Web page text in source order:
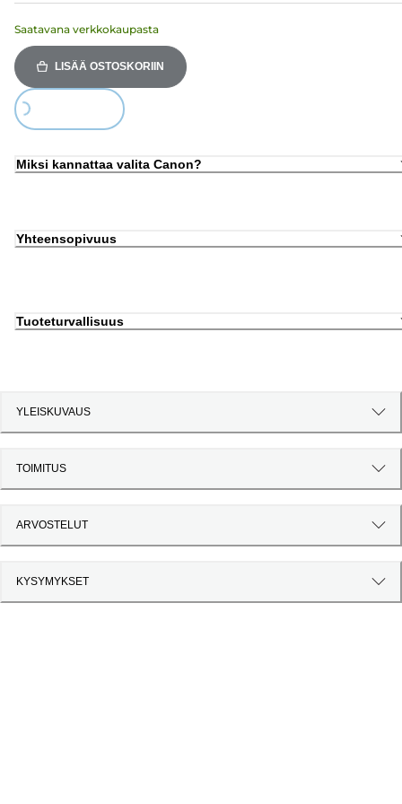
Saatavana verkkokaupasta
LISÄÄ OSTOSKORIIN
Loading...
Miksi kannattaa valita Canon?
Yhteensopivuus
Tuoteturvallisuus
YLEISKUVAUS
TOIMITUS
ARVOSTELUT
KYSYMYKSET